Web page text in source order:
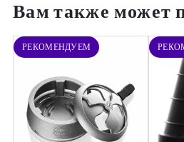
Вам также может
РЕКОМЕНДУЕМ